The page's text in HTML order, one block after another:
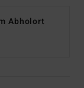
Abholort